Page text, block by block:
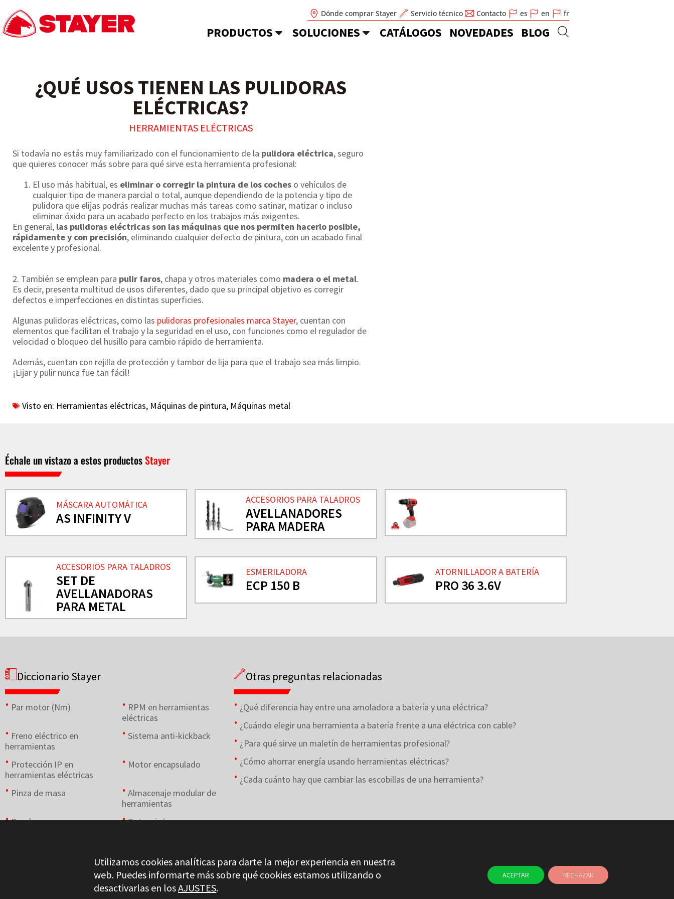
Dónde comprar Stayer Servicio técnico Contacto es en fr
PRODUCTOS SOLUCIONES CATÁLOGOS NOVEDADES BLOG
¿QUÉ USOS TIENEN LAS PULIDORAS
ELÉCTRICAS?
HERRAMIENTAS ELÉCTRICAS
Si todavía no estás muy familiarizado con el funcionamiento de la pulidora eléctrica, seguro
que quieres conocer más sobre para qué sirve esta herramienta profesional:
El uso más habitual, es eliminar o corregir la pintura de los coches o vehículos de
cualquier tipo de manera parcial o total, aunque dependiendo de la potencia y tipo de
pulidora que elijas podrás realizar muchas más tareas como satinar, matizar o incluso
eliminar óxido para un acabado perfecto en los trabajos más exigentes.
En general, las pulidoras eléctricas son las máquinas que nos permiten hacerlo posible,
rápidamente y con precisión, eliminando cualquier defecto de pintura, con un acabado final
excelente y profesional.
2. También se emplean para pulir faros, chapa y otros materiales como madera o el metal.
Es decir, presenta multitud de usos diferentes, dado que su principal objetivo es corregir
defectos e imperfecciones en distintas superficies.
Algunas pulidoras eléctricas, como las pulidoras profesionales marca Stayer, cuentan con
elementos que facilitan el trabajo y la seguridad en el uso, con funciones como el regulador de
velocidad o bloqueo del husillo para cambio rápido de herramienta.
Además, cuentan con rejilla de protección y tambor de lija para que el trabajo sea más limpio.
¡Lijar y pulir nunca fue tan fácil!
Visto en: Herramientas eléctricas, Máquinas de pintura, Máquinas metal
Échale un vistazo a estos productosStayer
MÁSCARA AUTOMÁTICA
AS INFINITY V
ACCESORIOS PARA TALADROS
AVELLANADORES
PARA MADERA
ACCESORIOS PARA TALADROS
SET DE
AVELLANADORAS
PARA METAL
ESMERILADORA
ECP 150 B
ATORNILLADOR A BATERÍA
PRO 36 3.6V
Diccionario Stayer
Par motor (Nm)
RPM en herramientas
eléctricas
Freno eléctrico en
herramientas
Sistema anti-kickback
Protección IP en
herramientas eléctricas
Motor encapsulado
Pinza de masa
Almacenaje modular de
herramientas
Roedora
Potencia/peso en
Otras preguntas relacionadas
¿Qué diferencia hay entre una amoladora a batería y una eléctrica?
¿Cuándo elegir una herramienta a batería frente a una eléctrica con cable?
¿Para qué sirve un maletín de herramientas profesional?
¿Cómo ahorrar energía usando herramientas eléctricas?
¿Cada cuánto hay que cambiar las escobillas de una herramienta?
BLOG CONTACTO
Utilizamos cookies analíticas para darte la mejor experiencia en nuestra
web. Puedes informarte más sobre qué cookies estamos utilizando o
desactivarlas en losAJUSTES.
ACEPTAR RECHAZAR